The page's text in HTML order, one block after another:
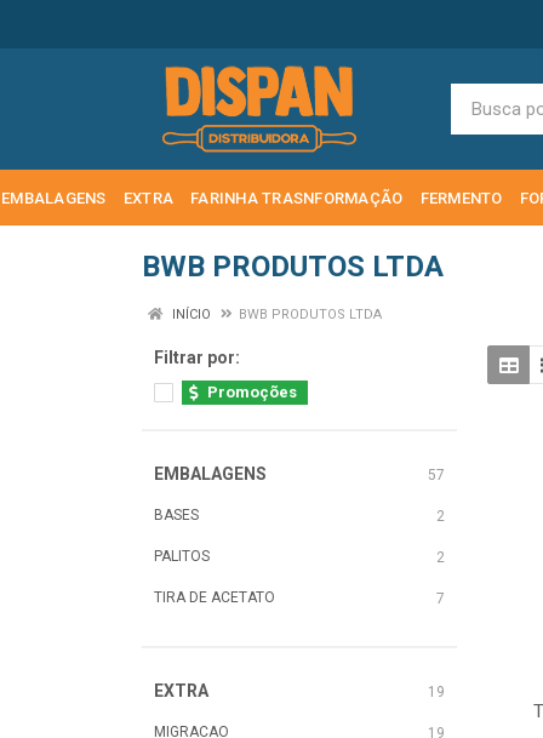
EMBALAGENS EXTRA FARINHA TRASNFORMAÇÃO FERMENTO
BWB PRODUTOS LTDA
INÍCIO BWB PRODUTOS LTDA
Filtrar por:
Promoções
EMBALAGENS 57
BASES 2
PALITOS 2
TIRA DE ACETATO 7
EXTRA 19
MIGRACAO 19